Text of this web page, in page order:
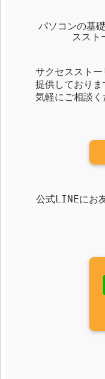
パソコンの基
ススト
サクセススト
提供しておりま
気軽にご相談く
公式LINEにお